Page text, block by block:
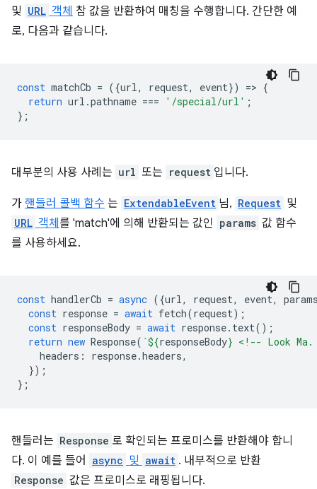
및 URL 객체 참 값을 반환하여 매칭을 수행합니다. 간단한 예
로, 다음과 같습니다.
const matchCb = ({url, request, event}) => {
return url .pathname === '/special/url' ;
};
대부분의 사용 사례는 url 또는 request 입니다.
가 핸들러 콜백 함수 는 ExtendableEvent 님, Request 및
URL 객체 를 'match'에 의해 반환되는 값인 params 값 함수
를 사용하세요.
const handlerCb = async ({url, request, event,
const response = await fetch(request);
const responseBody = await response. text();
return new Response( `${responseBody} <!-- Look Ma.
headers : response.headers,
});
};
핸들러는 Response 로 확인되는 프로미스를 반환해야 합니
다. 이 예를 들어
async 및 await . 내부적으로 반환
Response 값은 프로미스로 래핑됩니다.